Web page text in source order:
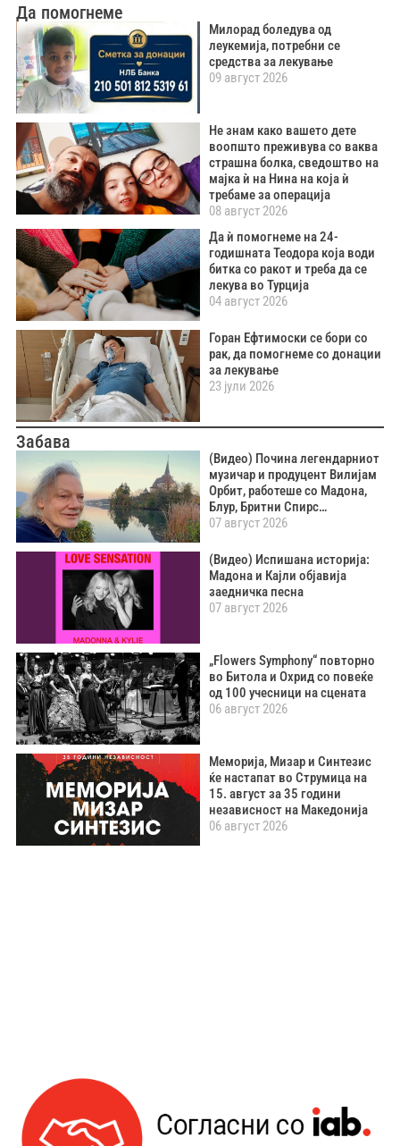
Да помогнеме
Милорад боледува од
леукемија, потребни се
средства за лекување
09 август 2026
Не знам како вашето дете
воопшто преживува со ваква
страшна болка, сведоштво на
мајка ѝ на Нина на која ѝ
требаме за операција
08 август 2026
Да ѝ помогнеме на 24-
годишната Теодора која води
битка со ракот и треба да се
лекува во Турција
04 август 2026
Горан Ефтимоски се бори со
рак, да помогнеме со донации
за лекување
23 јули 2026
Забава
(Видео) Почина легендарниот
музичар и продуцент Вилијам
Орбит, работеше со Мадона,
Блур, Бритни Спирс…
07 август 2026
(Видео) Испишана историја:
Мадона и Кајли објавија
заедничка песна
07 август 2026
„Flowers Symphony“ повторно
во Битола и Охрид со повеќе
од 100 учесници на сцената
06 август 2026
Меморија, Мизар и Синтезис
ќе настапат во Струмица на
15. август за 35 години
независност на Македонија
06 август 2026